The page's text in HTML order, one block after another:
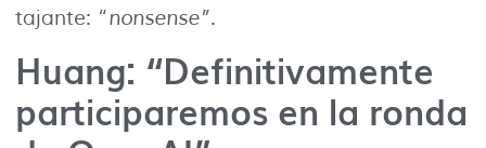
tajante: “nonsense”.
Huang: “Definitivamente
participaremos en la ronda